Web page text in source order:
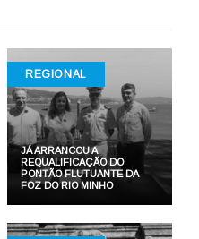
REGIONAL
JÁ ARRANCOU A
REQUALIFICAÇÃO DO
PONTÃO FLUTUANTE DA
FOZ DO RIO MINHO